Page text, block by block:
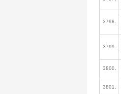
3798.
3799.
3800.
3801.